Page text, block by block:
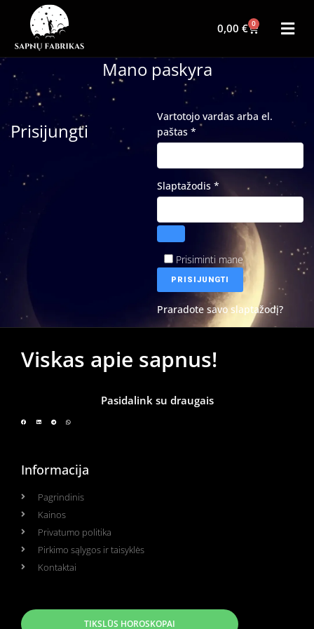
0,00 € 0
Mano paskyra
Prisijungti
Vartotojo vardas arba el.
paštas *
Slaptažodis *
Prisiminti mane
PRISIJUNGTI
Praradote savo slaptažodį?
Viskas apie sapnus!
Pasidalink su draugais
Informacija
Pagrindinis
Kainos
Privatumo politika
Pirkimo sąlygos ir taisyklės
Kontaktai
TIKSLŪS HOROSKOPAI